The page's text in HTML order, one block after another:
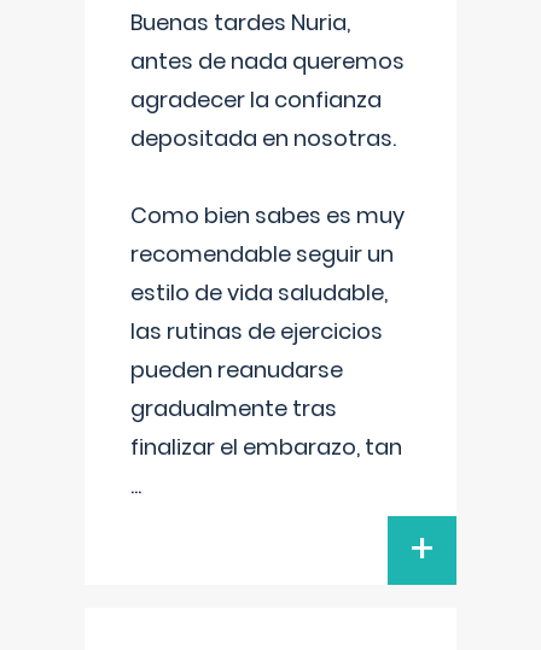
Buenas tardes Nuria,
antes de nada queremos
agradecer la confianza
depositada en nosotras.
Como bien sabes es muy
recomendable seguir un
estilo de vida saludable,
las rutinas de ejercicios
pueden reanudarse
gradualmente tras
finalizar el embarazo, tan
...
+